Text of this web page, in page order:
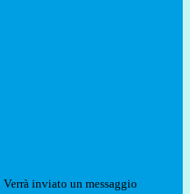
Verrà inviato un messaggio